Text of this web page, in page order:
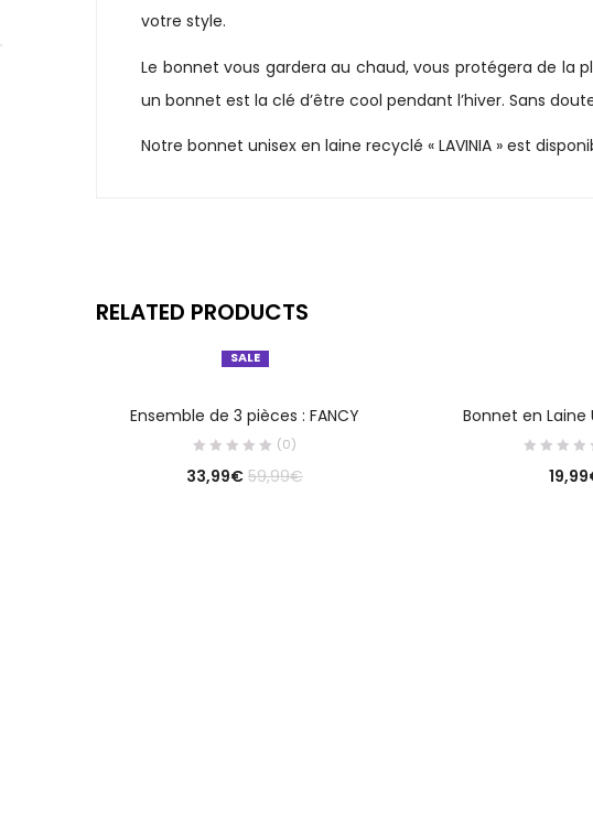
votre style.
Le bonnet vous gardera au chaud, vous protégera de la
un bonnet est la clé d’être cool pendant l’hiver. Sans
Notre bonnet unisex en laine recyclé « LAVINIA » est
RELATED PRODUCTS
SALE
Ensemble de 3 pièces : FANCY
(0)
33,99€ 59,99€
Bonnet en Laine
19,99